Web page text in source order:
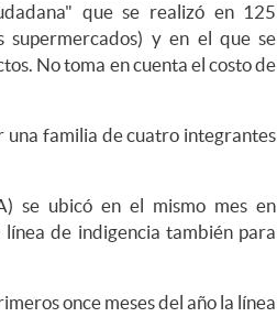
que se realizó en 125
supermercados) y en el que se
No toma en cuenta el costo de
una familia de cuatro integrantes
se ubicó en el mismo mes en
de indigencia también para
once meses del año la línea